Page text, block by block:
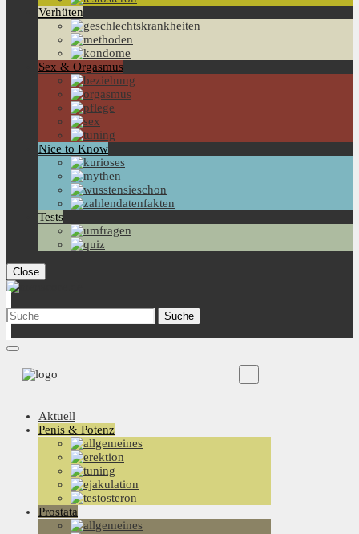
Verhüten
Sex & Orgasmus
Nice to Know
Tests
Close
Aktuell
Penis & Potenz
Prostata